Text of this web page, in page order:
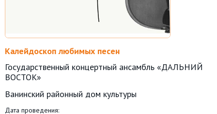
Калейдоскоп любимых песен
Государственный концертный ансамбль «ДАЛЬНИЙ
ВОСТОК»
Ванинский районный дом культуры
Дата проведения: